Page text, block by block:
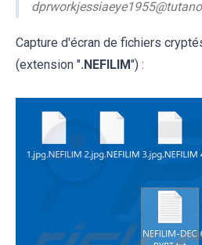
Capture d'écran de fichiers
(extension ".NEFILIM") :